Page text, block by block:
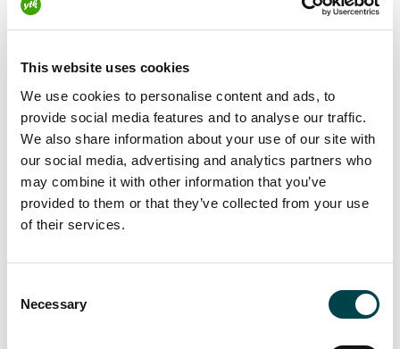
This website uses cookies
We use cookies to personalise content and ads, to
provide social media features and to analyse our traffic.
We also share information about your use of our site with
our social media, advertising and analytics partners who
may combine it with other information that you’ve
provided to them or that they’ve collected from your use
of their services.
Selection
Necessary
auttoi Satua löytä­mään uuden